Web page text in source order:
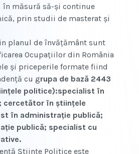
în măsură să-şi continue
prin studii de masterat şi
planul de învăţământ sunt
Ocupaţiilor din România
şi priceperile formate fiind
cu grupa de bază 2443
politice):specialist în
cercetător în ştiinţele
în administraţie publică;
publică; specialist cu
Ştiinţe Politice este